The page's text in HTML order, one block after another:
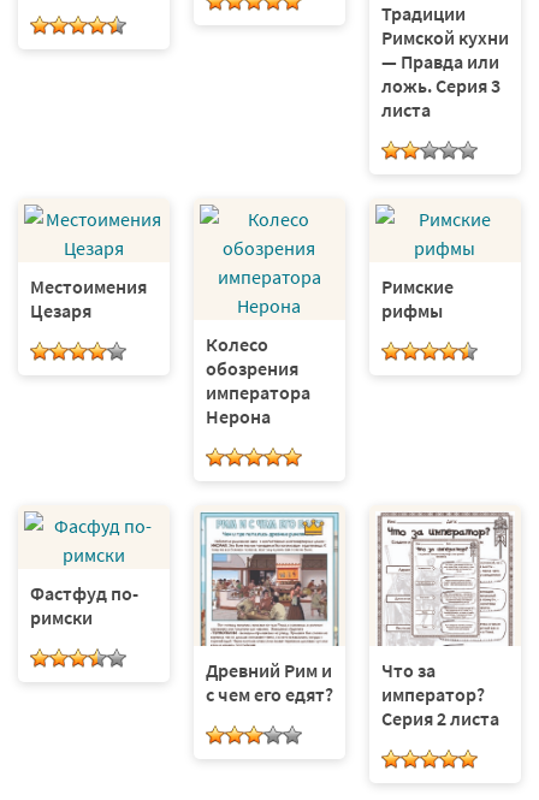
Традиции
Римской кухни
— Правда или
ложь. Серия 3
листа
Местоимения
Цезаря
Колесо
обозрения
императора
Нерона
Римские
рифмы
Фастфуд по-
римски
Древний Рим и
с чем его едят?
Что за
император?
Серия 2 листа